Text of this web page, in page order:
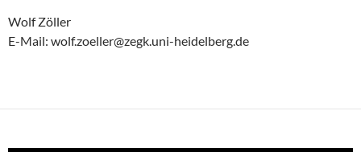
Wolf Zöller
E-Mail: wolf.zoeller@zegk.uni-heidelberg.de